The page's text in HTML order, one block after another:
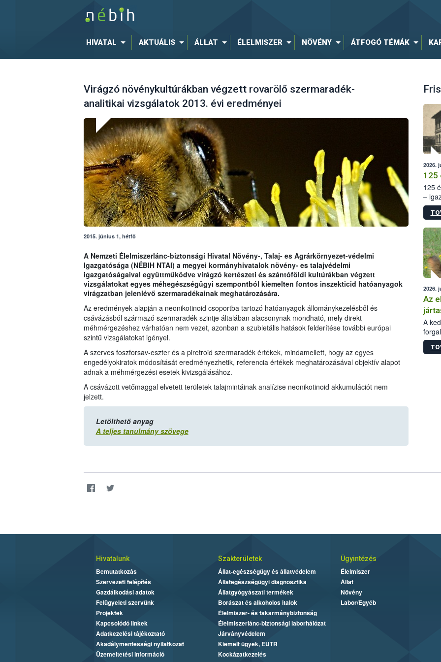
HIVATAL AKTUÁLIS ÁLLAT ÉLELMISZER NÖVÉNY ÁTFOGÓ TÉMÁK
Virágzó növénykultúrákban végzett rovarölő szermaradék-
analitikai vizsgálatok 2013. évi eredményei
2015. június 1, hétfő
A Nemzeti Élelmiszerlánc-biztonsági Hivatal Növény-, Talaj- es Agrárkörnyezet-védelmi
Igazgatósága (NÉBIH NTAI) a megyei kormányhivatalok növény- es talajvédelmi
igazgatóságaival együttműködve virágzó kertészeti és szántóföldi kultúrákban végzett
vizsgálatokat egyes méhegészségügyi szempontból kiemelten fontos inszekticid hatóanyagok
virágzatban jelenlévő szermaradékainak meghatározására.
Az eredmények alapján a neonikotinoid csoportba tartozó hatóanyagok állománykezelésből és
csávázásból származó szermaradék szintje általában alacsonynak mondható, mely direkt
méhmérgezéshez várhatóan nem vezet, azonban a szubletális hatások felderítése további európai
szintű vizsgálatokat igényel.
A szerves foszforsav-eszter és a piretroid szermaradék értékek, mindamellett, hogy az egyes
engedélyokiratok módosítását eredményezhetik, referencia értékek meghatározásával objektív alapot
adnak a méhmérgezési esetek kivizsgálásához.
A csávázott vetőmaggal elvetett területek talajmintáinak analízise neonikotinoid akkumulációt nem
jelzett.
Letölthető anyag
A teljes tanulmány szövege
2026.
125
125
–
15.
2026.
Az
A
Hivatalunk
Bemutatkozás
Szervezeti felépítés
Gazdálkodási adatok
Felügyeleti szervünk
Projektek
Kapcsolódó linkek
Adatkezelési tájékoztató
Akadálymentességi nyilatkozat
Üzemeltetési információ
Szakterületek
Állat-egészségügy és állatvédelem
Állategészségügyi diagnosztika
Állatgyógyászati termékek
Borászat és alkoholos italok
Élelmiszer- és takarmánybiztonság
Élelmiszerlánc-biztonsági laborhálózat
Járványvédelem
Kiemelt ügyek, EUTR
Kockázatkezelés
Ügyintézés
Élelmiszer
Állat
Növény
Labor/Egyéb